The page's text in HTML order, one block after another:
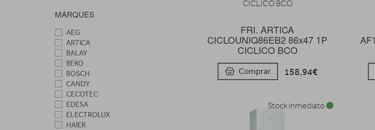
MARQUES
AEG
ARTICA
BALAY
BEKO
BOSCH
CANDY
CECOTEC
EDESA
ELECTROLUX
HAIER
FRI. ARTICA
CICLOUNIQ86EB2 86x47 1P
CICLICO BCO
Comprar 158,94€
Stock inmediato